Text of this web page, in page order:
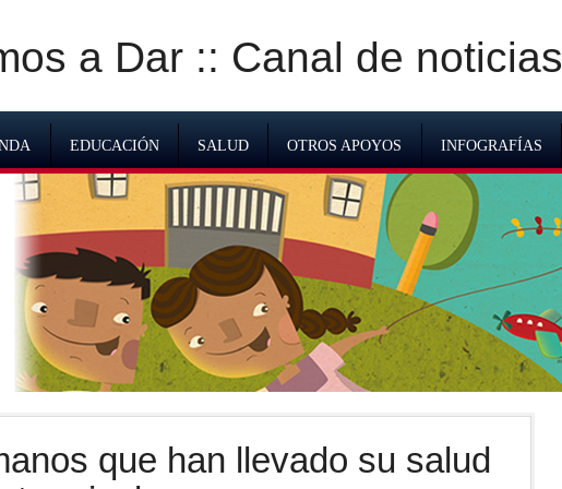
a Dar :: Canal de noticias
EDUCACIÓN SALUD OTROS APOYOS INFOGRAFÍAS
que han llevado su salud